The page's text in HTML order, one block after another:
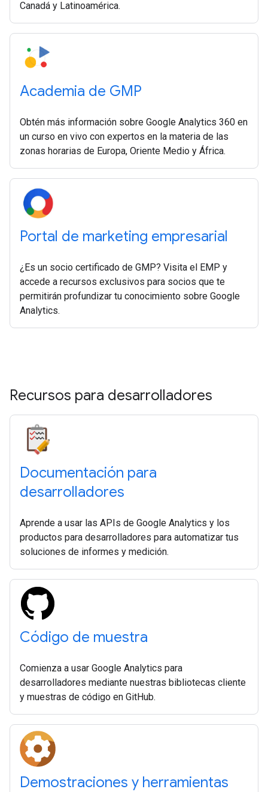
Canadá y Latinoamérica.
Academia de GMP
Obtén más información sobre Google Analytics 360 en
un curso en vivo con expertos en la materia de las
zonas horarias de Europa, Oriente Medio y África.
Portal de marketing empresarial
¿Es un socio certificado de GMP? Visita el EMP y
accede a recursos exclusivos para socios que te
permitirán profundizar tu conocimiento sobre Google
Analytics.
Recursos para desarrolladores
Documentación para
desarrolladores
Aprende a usar las APIs de Google Analytics y los
productos para desarrolladores para automatizar tus
soluciones de informes y medición.
Código de muestra
Comienza a usar Google Analytics para
desarrolladores mediante nuestras bibliotecas cliente
y muestras de código en GitHub.
Demostraciones y herramientas